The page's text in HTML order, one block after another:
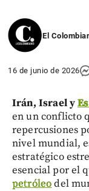
El
16 de junio de 2026
Irán, Israel y
en un conflicto
repercusiones
nivel mundial,
estratégico
esencial por el
petróleodel